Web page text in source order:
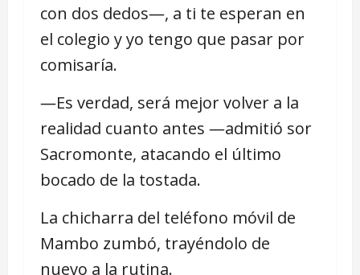
con dos dedos―, a ti te esperan en
el colegio y yo tengo que pasar por
comisaría.
―Es verdad, será mejor volver a la
realidad cuanto antes ―admitió sor
Sacromonte, atacando el último
bocado de la tostada.
La chicharra del teléfono móvil de
Mambo zumbó, trayéndolo de
nuevo a la rutina.